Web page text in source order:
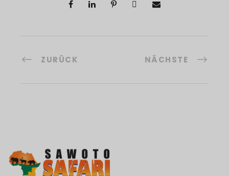
ZURÜCK NÄCHSTE